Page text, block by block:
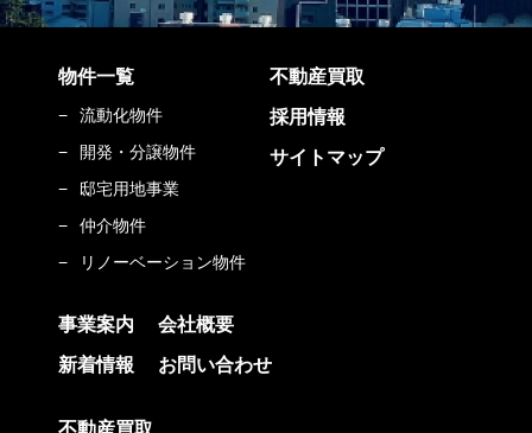
物件一覧
流動化物件
開発・分譲物件
邸宅用地事業
仲介物件
リノーベーション物件
不動産買取
採用情報
サイトマップ
事業案内
新着情報
会社概要
お問い合わせ
不動産買取